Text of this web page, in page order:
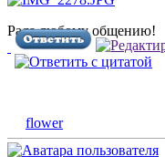
Рада любому общению!
flower